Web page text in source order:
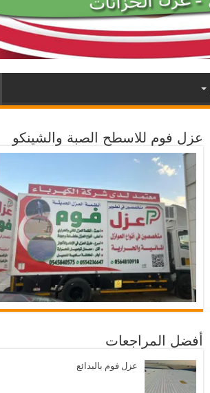
عزل فوم للاسطح الصبة والشينكو
أفضل المراجعات
عزل فوم بالبدائع